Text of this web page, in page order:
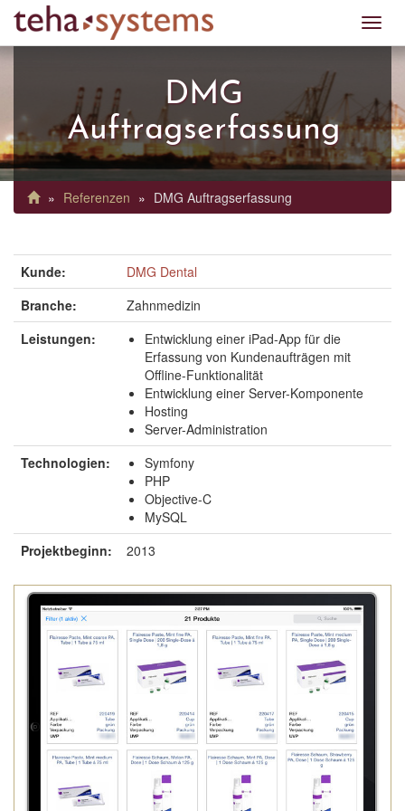
DMG
Auftragserfassung
Referenzen DMG Auftragserfassung
Kunde:
DMG Dental
Branche:
Zahnmedizin
Leistungen:
Entwicklung einer iPad-App für die
Erfassung von Kundenaufträgen mit
Offline-Funktionalität
Entwicklung einer Server-Komponente
Hosting
Server-Administration
Technologien:
Symfony
PHP
Objective-C
MySQL
Projektbeginn:
2013